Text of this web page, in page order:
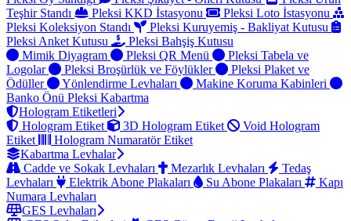
Teşhir Standı
Pleksi KKD İstasyonu
Pleksi Loto İstasyonu
Pleksi Koleksiyon Standı
Pleksi Kuruyemiş - Bakliyat Kutusu
Pleksi Anket Kutusu
Pleksi Bahşiş Kutusu
Mimik Diyagram
Pleksi QR Menü
Pleksi Tabela ve
Logolar
Pleksi Broşürlük ve Föylükler
Pleksi Plaket ve
Ödüller
Yönlendirme Levhaları
Makine Koruma Kabinleri
Banko Önü Pleksi Kabartma
Hologram Etiketleri
Hologram Etiket
3D Hologram Etiket
Void Hologram
Etiket
Hologram Numaratör Etiket
Kabartma Levhalar
Cadde ve Sokak Levhaları
Mezarlık Levhaları
Tedaş
Levhaları
Elektrik Abone Plakaları Su Abone Plakaları
Kapı
Numara Levhaları
GES Levhaları